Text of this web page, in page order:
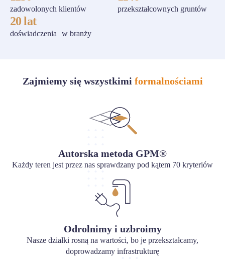
zadowolonych klientów przekształcownych gruntów
20 lat
doświadczenia w branży
Zajmiemy się wszystkimi formalnościami
Autorska metoda GPM®
Każdy teren jest przez nas sprawdzany pod kątem 70 kryteriów
Odrolnimy i uzbroimy
Nasze działki rosną na wartości, bo je przekształcamy,
doprowadzamy infrastrukturę